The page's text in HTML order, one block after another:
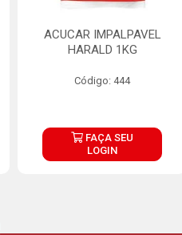
ACUCAR IMPALPAVEL
HARALD 1KG
Código: 444
FAÇA SEU
LOGIN